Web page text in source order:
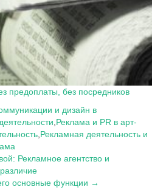
предоплаты, без посредников
и дизайн в
Реклама и PR в арт-
Рекламная деятельность и
Рекламное агентство и
основные функции →